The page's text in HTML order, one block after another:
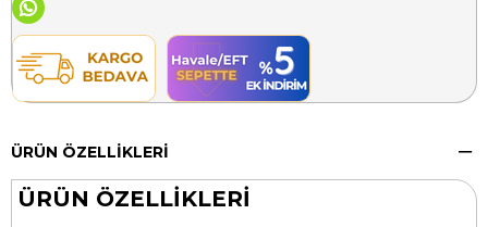
ÜRÜN ÖZELLIKLERI
ÜRÜN ÖZELLİKLERİ